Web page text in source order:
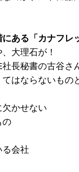
にある「カナフレ
大理石が！
長秘書の古谷さ
はならないもの
かせない
る会社